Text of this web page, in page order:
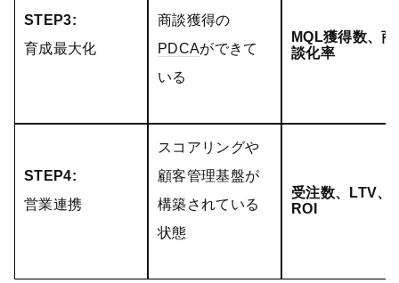
STEP3:
育成最大化
商談獲得の
PDCAができて
いる
MQL獲得数、商
談化率
STEP4:
営業連携
スコアリングや
顧客管理基盤が
構築されている
状態
受注数、LTV、
ROI